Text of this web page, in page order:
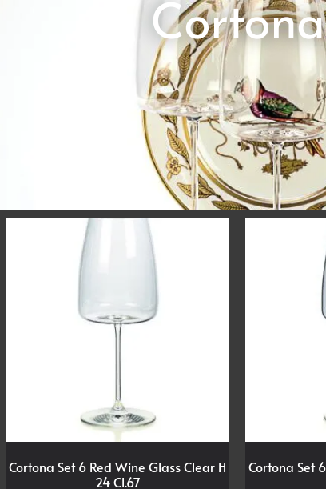
Cortona
Cortona Set 6 Red Wine Glass Clear H
24 Cl.67
Cortona Set